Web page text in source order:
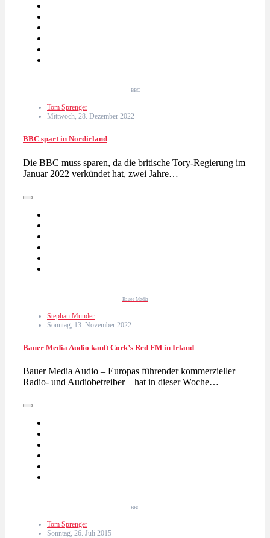
BBC
Tom Sprenger
Mittwoch, 28. Dezember 2022
BBC spart in Nordirland
Die BBC muss sparen, da die britische Tory-Regierung im
Januar 2022 verkündet hat, zwei Jahre…
Bauer Media
Stephan Munder
Sonntag, 13. November 2022
Bauer Media Audio kauft Cork’s Red FM in Irland
Bauer Media Audio – Europas führender kommerzieller
Radio- und Audiobetreiber – hat in dieser Woche…
BBC
Tom Sprenger
Sonntag, 26. Juli 2015